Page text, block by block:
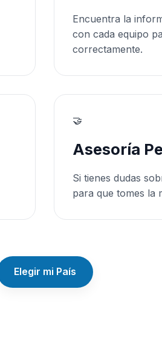
Encuentra la
con cada equipo
correctamente.
🤝
Asesoría
Si tienes dudas
para que tomes la
Elegir mi País